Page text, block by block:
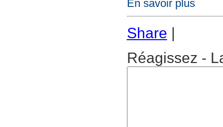
En savoir plus
Share
Réagissez -